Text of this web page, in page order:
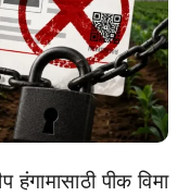
हंगामासाठी पीक विमा